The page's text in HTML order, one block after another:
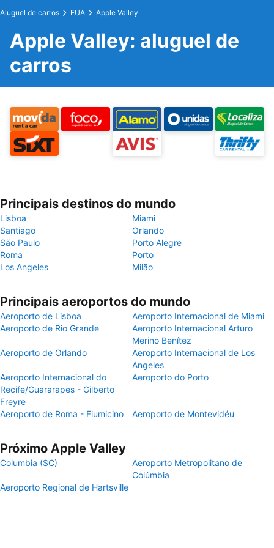
Aluguel de carros EUA Apple Valley
Apple Valley: aluguel de
carros
Principais destinos do mundo
Lisboa
Miami
Santiago
Orlando
São Paulo
Porto Alegre
Roma
Porto
Los Angeles
Milão
Principais aeroportos do mundo
Aeroporto de Lisboa
Aeroporto Internacional de Miami
Aeroporto de Rio Grande
Aeroporto Internacional Arturo
Merino Benítez
Aeroporto de Orlando
Aeroporto Internacional de Los
Angeles
Aeroporto Internacional do
Recife/Guararapes - Gilberto
Freyre
Aeroporto do Porto
Aeroporto de Roma - Fiumicino Aeroporto de Montevidéu
Próximo Apple Valley
Columbia (SC)
Aeroporto Metropolitano de
Colúmbia
Aeroporto Regional de Hartsville